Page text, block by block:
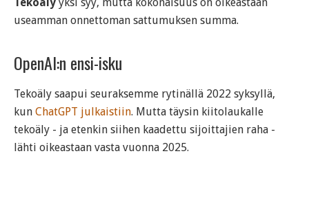
useamman onnettoman sattumuksen summa.
OpenAI:n ensi-isku
Tekoäly saapui seuraksemme rytinällä 2022 syksyllä,
kun ChatGPT julkaistiin. Mutta täysin kiitolaukalle
tekoäly - ja etenkin siihen kaadettu sijoittajien raha -
lähti oikeastaan vasta vuonna 2025.